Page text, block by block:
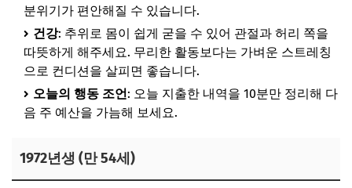
🐷 돼지띠
분위기가 편안해질 수 있습니다.
건강: 추위로 몸이 쉽게 굳을 수 있어 관절과 허리 쪽을
따뜻하게 해주세요. 무리한 활동보다는 가벼운 스트레칭
으로 컨디션을 살피면 좋습니다.
오늘의 행동 조언: 오늘 지출한 내역을 10분만 정리해 다
음 주 예산을 가늠해 보세요.
1972년생 (만 54세)